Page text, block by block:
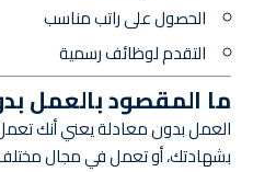
الحصول على راتب مناسب
التقدم لوظائف رسمية
ما المقصود بالعمل
العمل بدون معادلة يعني أنك
بشهادتك، أو تعمل في مجال